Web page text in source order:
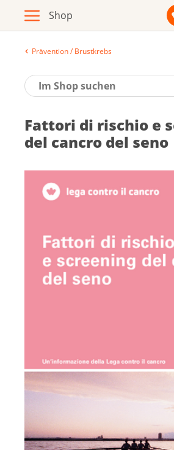
Broschüren /
Produkte
Zur Krebsliga-
Deutsch
Français
Prävention / Brustkrebs
Fattori di ri­schio e
del cancro del seno